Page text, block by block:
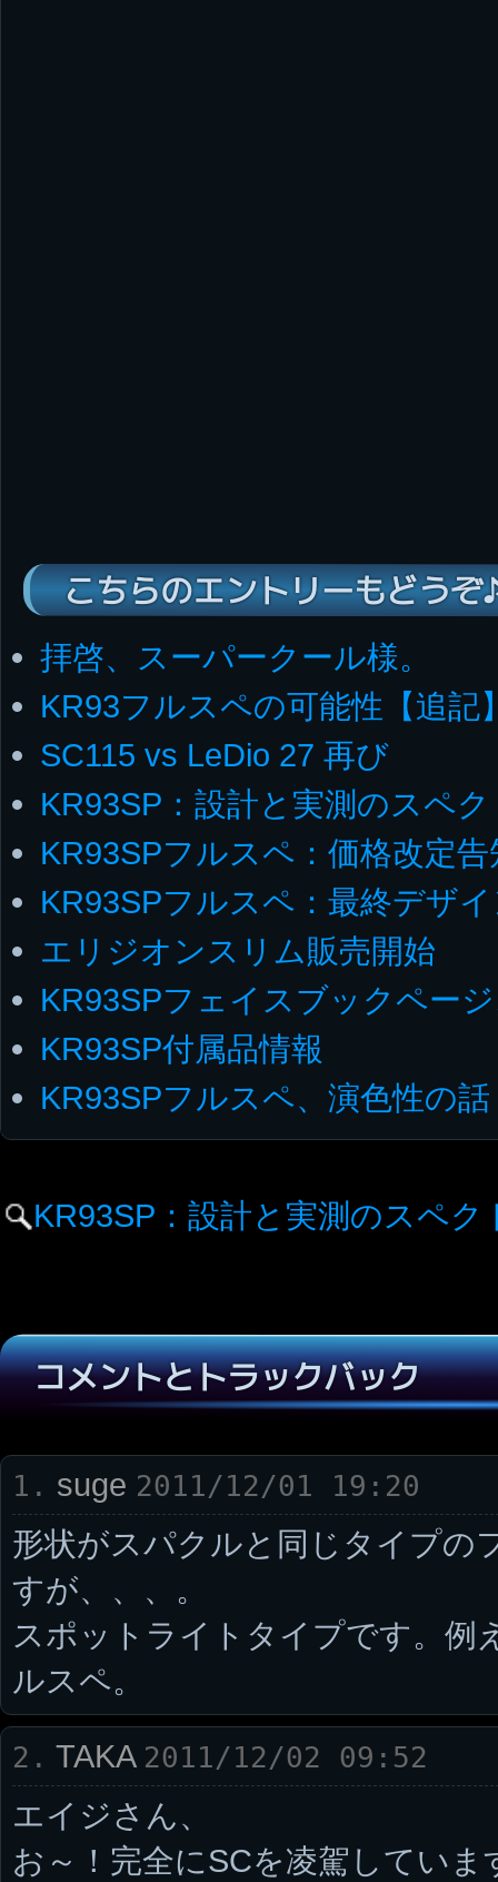
こちらのエントリーもどうぞ
拝啓、スーパークール様。
KR93フルスペの可能性【追記
SC115 vs LeDio 27 再び
KR93SP：設計と実測のスペ
KR93SPフルスペ：価格改定告
KR93SPフルスペ：最終デザ
エリジオンスリム販売開始
KR93SPフェイスブックペー
KR93SP付属品情報
KR93SPフルスペ、演色性の話
KR93SP：設計と実測のスペク
コメントとトラックバック
1. suge 2011/12/01 19:20
形状がスパクルと同じタイプの
すが、、、。
スポットライトタイプです。例
ルスペ。
2. TAKA 2011/12/02 09:52
エイジさん、
お～！完全にSCを凌駕してい